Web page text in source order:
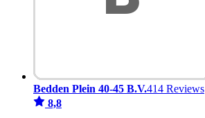
Bedden Plein 40-45 B.V.414 Reviews
8,8